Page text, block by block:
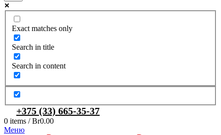
Exact matches only
Search in title
Search in content
+375 (33) 665-35-37
0 items / Br0.00
Меню